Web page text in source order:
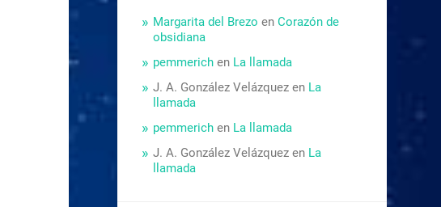
Margarita del Brezo enCorazón de
obsidiana
pemmerich en La llamada
J. A. González Velázquez en La
llamada
pemmerich en La llamada
J. A. González Velázquez en La
llamada